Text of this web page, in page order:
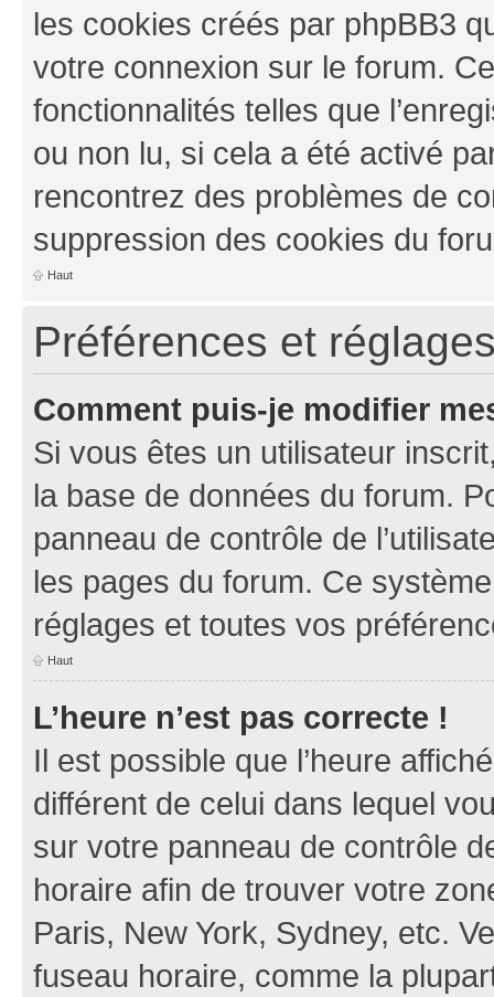
les cookies créés par phpBB3
votre connexion sur le forum.
fonctionnalités telles que
ou non lu, si cela a été activé
rencontrez des problèmes de
suppression des cookies du
Haut
Préférences et
Comment puis-je modifier
Si vous êtes un utilisateur
la base de données du forum.
panneau de contrôle de
les pages du forum. Ce
réglages et toutes vos
Haut
L’heure n’est pas correcte !
Il est possible que l’heure
différent de celui dans lequel
sur votre panneau de contrôle
horaire afin de trouver votre
Paris, New York, Sydney, etc.
fuseau horaire, comme la